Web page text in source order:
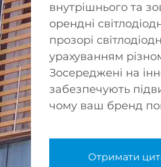
внутрішнього та
орендні
прозорі
урахуванням
Зосереджені на
забезпечують
чому ваш бренд
Отримати